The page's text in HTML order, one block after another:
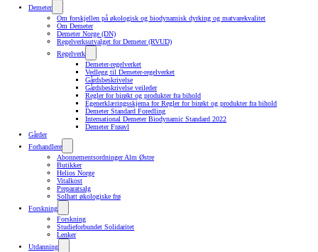
Demeter
Om forskjellen på økologisk og biodynamisk dyrking og matvarekvalitet
Om Demeter
Demeter Norge (DN)
Regelverksutvalget for Demeter (RVUD)
Regelverk
Demeter-regelverket
Vedlegg til Demeter-regelverket
Gårdsbeskrivelse
Gårdsbeskrivelse veileder
Regler for birøkt og produkter fra bihold
Egenerklæringsskjema for Regler for birøkt og produkter fra bihold
Demeter Standard Foredling
International Demeter Biodynamic Standard 2022
Demeter Frøavl
Gårder
Forhandlere
Abonnementsordninger Alm Østre
Butikker
Helios Norge
Vitalkost
Preparatsalg
Solhatt økologiske frø
Forskning
Forskning
Studieforbundet Solidaritet
Lenker
Utdanning